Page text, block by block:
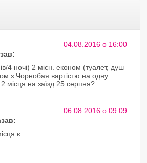
04.08.2016 о 16:00
4 ночі) 2 місн. економ (туалет, душ
з Чорнобая вартістю на одну
місця на заїзд 25 серпня?
06.08.2016 о 09:09
є